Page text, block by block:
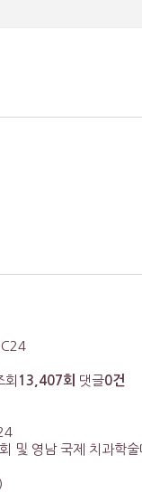
C24
회 13,407회 댓글0건
회 및 영남 국제 치